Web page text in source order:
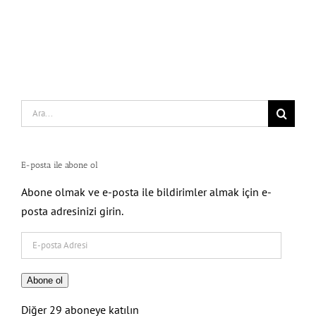
Search
for:
E-posta ile abone ol
Abone olmak ve e-posta ile bildirimler almak için e-
posta adresinizi girin.
posta
Adresi
Abone ol
Diğer 29 aboneye katılın